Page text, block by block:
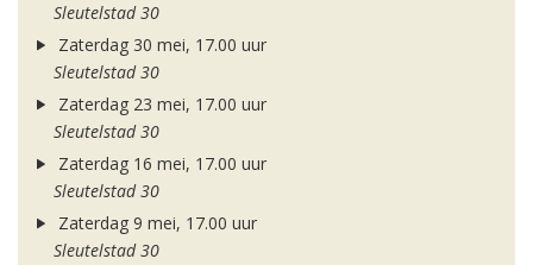
Sleutelstad 30
Zaterdag 30 mei, 17.00 uur
Sleutelstad 30
Zaterdag 23 mei, 17.00 uur
Sleutelstad 30
Zaterdag 16 mei, 17.00 uur
Sleutelstad 30
Zaterdag 9 mei, 17.00 uur
Sleutelstad 30